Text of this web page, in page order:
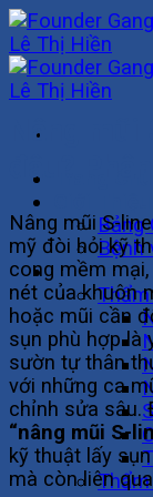
Skip
to
content
Bảng
Bệnh
Khuôn
Nâng
đâu?
Nâng mũi S-
mỹ đòi hỏi kỹ
cong mềm
nét của khuôn
hoặc mũi cần
sụn phù hợp là
sườn tự thân
với những ca
chỉnh sửa sâu.
“nâng mũi S-
kỹ thuật lấy
mà còn liên